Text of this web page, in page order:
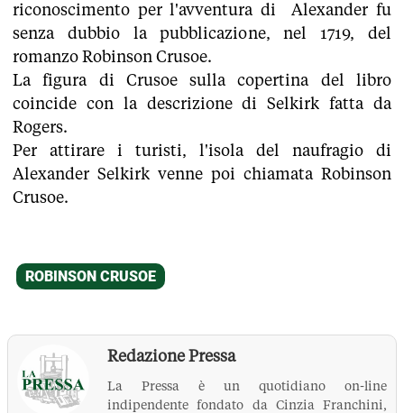
riconoscimento per l'avventura di Alexander fu
senza dubbio la pubblicazione, nel 1719, del
romanzo Robinson Crusoe.
La figura di Crusoe sulla copertina del libro
coincide con la descrizione di Selkirk fatta da
Rogers.
Per attirare i turisti, l'isola del naufragio di
Alexander Selkirk venne poi chiamata Robinson
Crusoe.
Redazione Pressa
La Pressa è un quotidiano on-line
indipendente fondato da Cinzia Franchini,